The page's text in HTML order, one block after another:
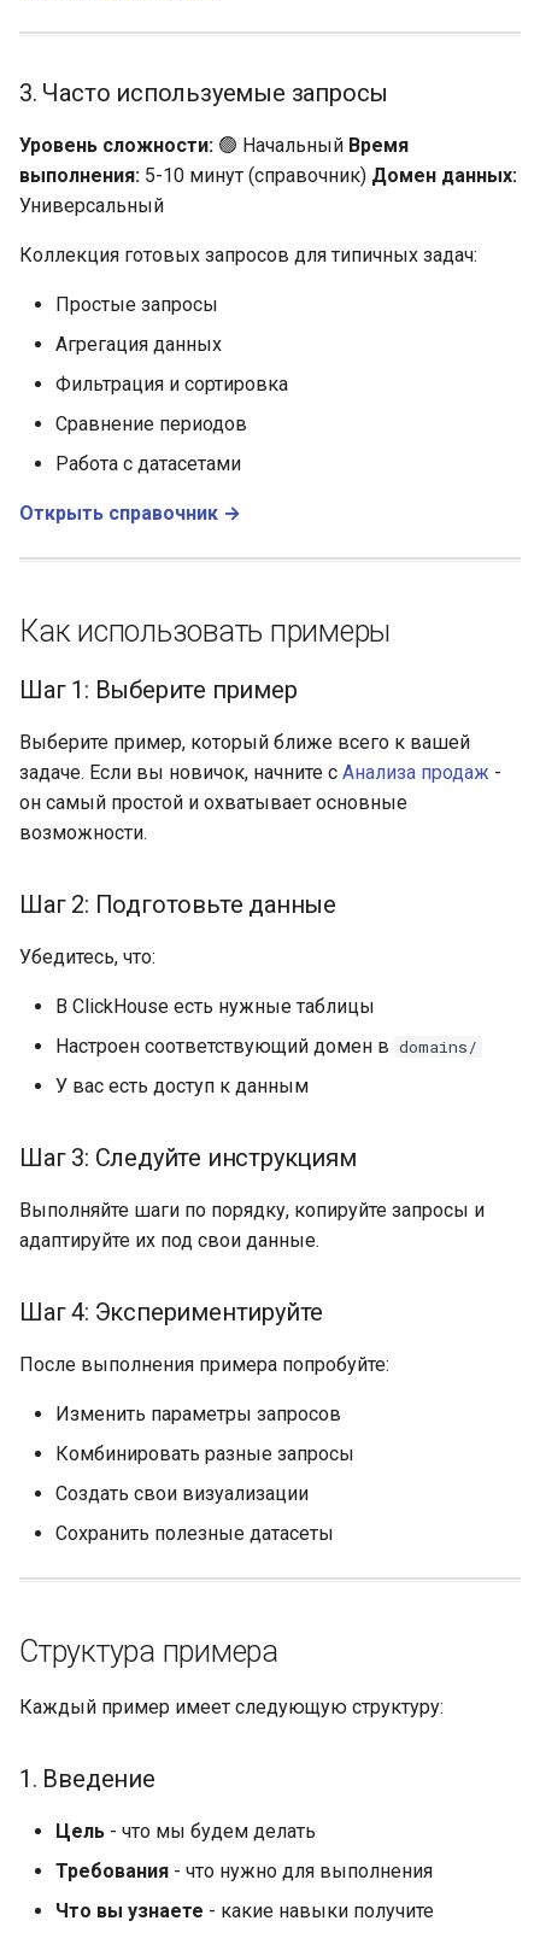
3. Часто используемые запросы
Уровень сложности: 🟢 Начальный Время
выполнения: 5-10 минут (справочник) Домен данных:
Универсальный
Коллекция готовых запросов для типичных задач:
Простые запросы
Агрегация данных
Фильтрация и сортировка
Сравнение периодов
Работа с датасетами
Открыть справочник →
Как использовать примеры
Шаг 1: Выберите пример
Выберите пример, который ближе всего к вашей
задаче. Если вы новичок, начните с Анализа продаж -
он самый простой и охватывает основные
возможности.
Шаг 2: Подготовьте данные
Убедитесь, что:
В ClickHouse есть нужные таблицы
Настроен соответствующий домен в domains/
У вас есть доступ к данным
Шаг 3: Следуйте инструкциям
Выполняйте шаги по порядку, копируйте запросы и
адаптируйте их под свои данные.
Шаг 4: Экспериментируйте
После выполнения примера попробуйте:
Изменить параметры запросов
Комбинировать разные запросы
Создать свои визуализации
Сохранить полезные датасеты
Структура примера
Каждый пример имеет следующую структуру:
1. Введение
Цель - что мы будем делать
Требования - что нужно для выполнения
Что вы узнаете - какие навыки получите